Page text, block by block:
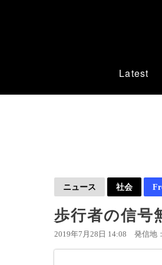
Latest
ニュース 社会
歩行者の信号
2019年7月28日 14:08 発信地